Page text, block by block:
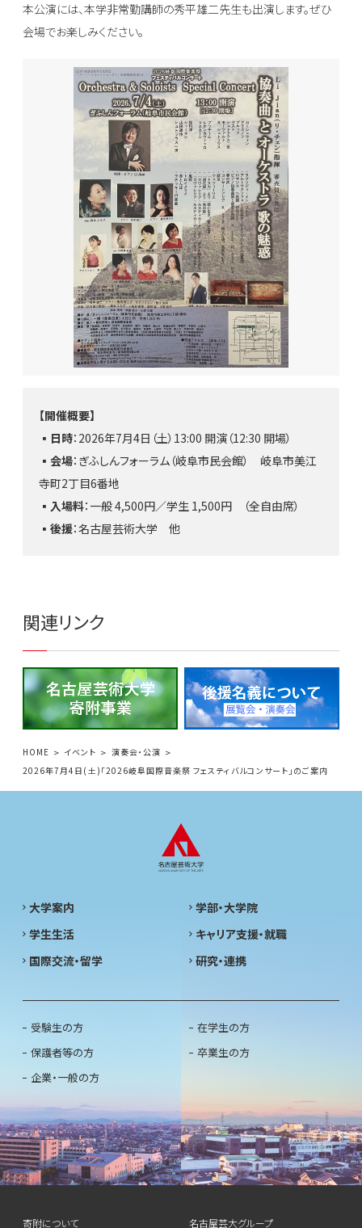
本公演には、本学非常勤講師の秀平雄二先生も出演します。ぜひ
会場でお楽しみください。
【開催概要】
▪️日時：2026年7月4日（土）13:00 開演（12:30 開場）
▪️ 会場：ぎふしんフォーラム（岐阜市民会館） 岐阜市美江
寺町2丁目6番地
▪️ 入場料：一般 4,500円／学生 1,500円 （全自由席）
▪️ 後援：名古屋芸術大学 他
関連リンク
HOME イベント
演奏会・公演
2026年7月4日(土)「2026岐阜国際音楽祭 フェスティバルコンサート」のご案内
大学案内
学部・大学院
学生生活
キャリア支援・就職
国際交流・留学
研究・連携
受験生の方
在学生の方
保護者等の方
卒業生の方
企業・一般の方
寄附について 名古屋芸大グループ